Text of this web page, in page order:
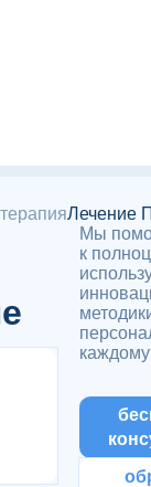
Лечение
Мы
к